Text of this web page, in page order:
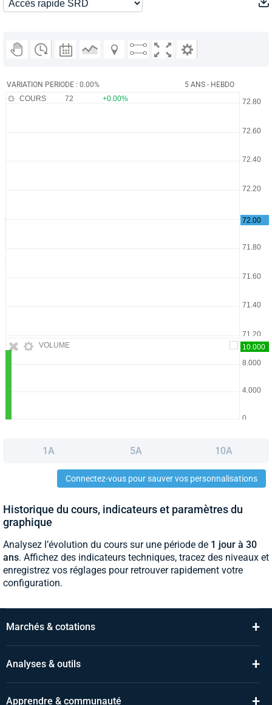
VARIATION PERIODE : 0.00% 5 ANS - HEBDO
VOLUME
COURS 72 +0.00%
1A 5A 10A
Connectez-vous pour sauver vos personnalisations
Historique du cours, indicateurs et paramètres du
graphique
Analysez l’évolution du cours sur une période de 1 jour à 30
ans. Affichez des indicateurs techniques, tracez des niveaux et
enregistrez vos réglages pour retrouver rapidement votre
configuration.
Marchés & cotations +
Analyses & outils +
Apprendre & communauté +